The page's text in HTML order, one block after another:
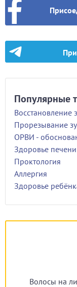
Популярные
Восстановление
Прорезывание
ОРВИ -
Здоровье печени
Проктология
Аллергия
Здоровье
Волосы на